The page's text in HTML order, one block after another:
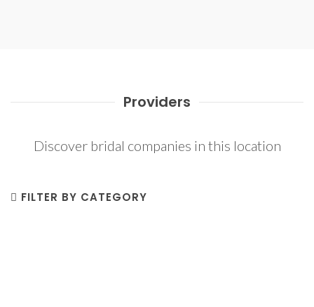
Providers
Discover bridal companies in this location
FILTER BY CATEGORY